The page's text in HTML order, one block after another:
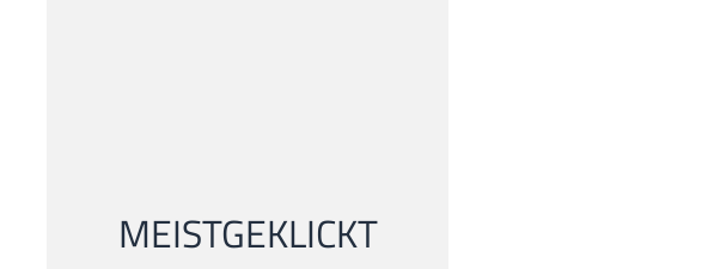
MEISTGEKLICKT